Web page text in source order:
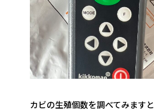
カビの生殖個数を調べてみますと